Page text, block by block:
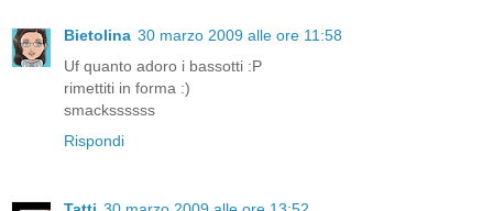
Bietolina 30 marzo 2009 alle ore 11:58
Uf quanto adoro i bassotti :P
rimettiti in forma :)
smackssssss
Rispondi